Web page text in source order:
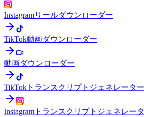
Instagramリールダウンローダー
TikTok動画ダウンローダー
動画ダウンローダー
TikTokトランスクリプトジェネレーター
Instagramトランスクリプトジェネレー